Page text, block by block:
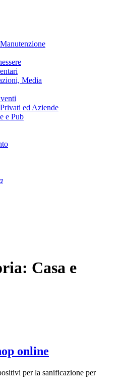
Media
ed Aziende
e Pub
Casa e
online
per la sanificazione per